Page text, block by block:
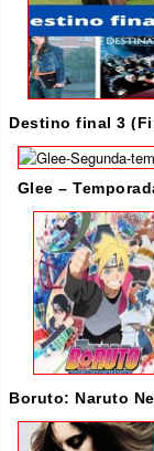
Destino final 3
Glee –
Boruto: Naruto